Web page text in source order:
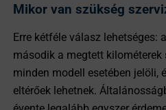
Mikor van szükség
Erre kétféle válasz lehetséges:
második a megtett
minden modell esetében jelöli,
eltérőek lehetnek.